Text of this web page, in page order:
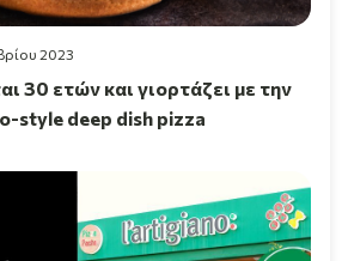
2023
30 ετών και γιορτάζει με την
style deep dish pizza